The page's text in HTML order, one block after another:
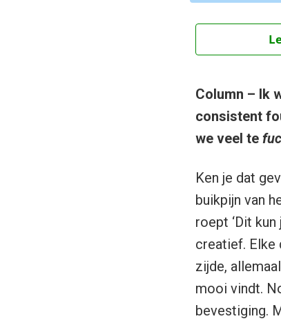
Column – Ik
consistent
we veel te
Ken je dat
buikpijn van
roept ‘Dit
creatief. Elke
zijde,
mooi vindt.
bevestiging.